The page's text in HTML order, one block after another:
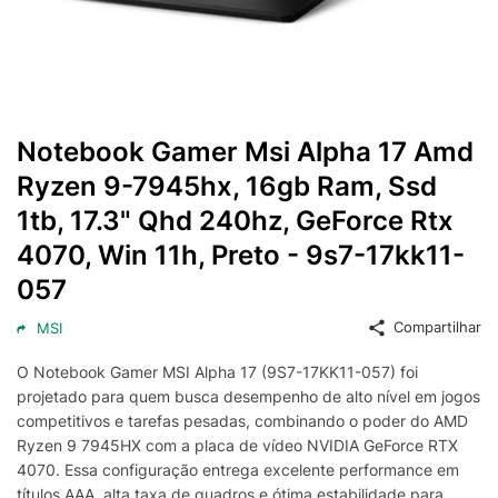
Notebook Gamer Msi Alpha 17 Amd
Ryzen 9-7945hx, 16gb Ram, Ssd
1tb, 17.3" Qhd 240hz, GeForce Rtx
4070, Win 11h, Preto - 9s7-17kk11-
057
MSI Compartilhar
O Notebook Gamer MSI Alpha 17 (9S7-17KK11-057) foi
projetado para quem busca desempenho de alto nível em jogos
competitivos e tarefas pesadas, combinando o poder do AMD
Ryzen 9 7945HX com a placa de vídeo NVIDIA GeForce RTX
4070. Essa configuração entrega excelente performance em